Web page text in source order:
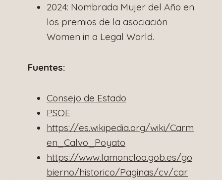
2024: Nombrada Mujer del Año en
los premios de la asociación
Women in a Legal World.​
Fuentes:
Consejo de Estado
PSOE
https://es.wikipedia.org/wiki/Carm
en_Calvo_Poyato
https://www.lamoncloa.gob.es/go
bierno/historico/Paginas/cv/car